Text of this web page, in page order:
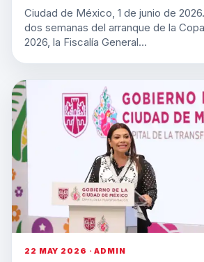
Ciudad de México, 1 de junio de
dos semanas del arranque de la
2026, la Fiscalía General…
22 MAY 2026 · ADMIN